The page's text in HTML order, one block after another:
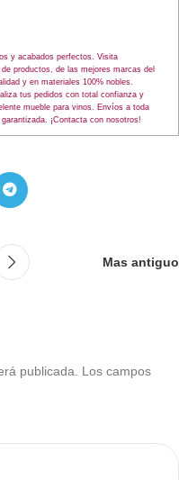
y acabados perfectos. Visita
productos, de las mejores marcas del
y en materiales 100% nobles.
tus pedidos con total confianza y
mueble para vinos. Envíos a toda
¡Contacta con nosotros!
Mas antiguo
publicada.
Los campos